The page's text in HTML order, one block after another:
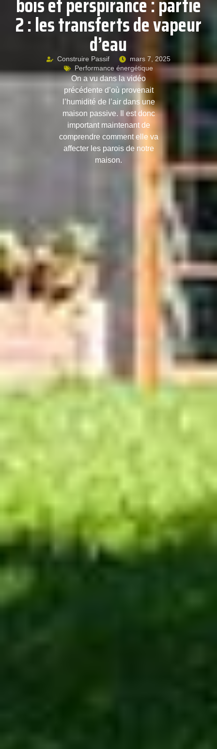
2 : les transferts de vapeur
d’eau
Construire Passif
mars 7, 2025
Performance énergétique
On a vu dans la vidéo
précédente d’où provenait
l’humidité de l’air dans une
maison passive. Il est donc
important maintenant de
comprendre comment elle va
affecter les parois de notre
maison.